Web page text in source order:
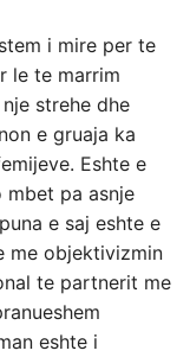
i mire per te
le te marrim
strehe dhe
e gruaja ka
Eshte e
mbet pa asnje
e saj eshte e
me objektivizmin
te partnerit me
eshte i